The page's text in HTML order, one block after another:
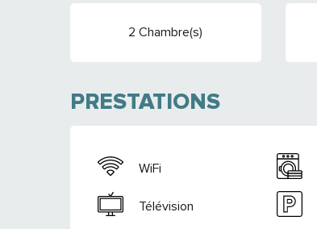
2 Chambre(s)
PRESTATIONS
WiFi
Télévision